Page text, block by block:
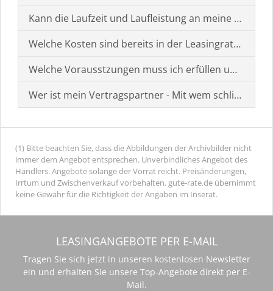
Kann die Laufzeit und Laufleistung an meine
Welche Kosten sind bereits in der Leasingrate
Welche Vorausstzungen muss ich erfüllen um einen
Wer ist mein Vertragspartner - Mit wem schließe ich
(1) Bitte beachten Sie, dass die Abbildungen der Archivbilder nicht
immer dem Angebot entsprechen. Unverbindliches Angebot des
Händlers. Angebote solange der Vorrat reicht. Preisänderungen,
Irrtum und Zwischenverkauf vorbehalten. gute-rate.de übernimmt
keine Gewähr für die Richtigkeit der Angaben im Inserat.
LEASINGANGEBOTE PER E-MAIL
Tragen Sie sich jetzt in unseren kostenlosen Newsletter
ein und erhalten Sie unsere Top-Angebote direkt per E-
Mail.